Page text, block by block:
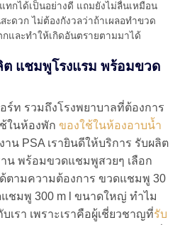
กได้เป็นอย่างดี แถมยังไม่ลื่นเหมือน
ดวก ไม่ต้องกังวลว่าถ้าเผลอทำขวด
และทำให้เกิดอันตรายตามมาได้
แชมพูโรงแรม พร้อมขวด
ร์ท รวมถึงโรงพยาบาลที่ต้องการ
ในห้องพัก ของใช้ในห้องอาบน้ำ
าน PSA เรายินดีให้บริการ รับผลิต
น พร้อมขวดแชมพูสวยๆ เลือก
ตามความต้องการ ขวดแชมพู 30
ชมพู 300 m l ขนาดใหญ่ ทำไม
เรา เพราะเราคือผู้เชี่ยวชาญที่รับ